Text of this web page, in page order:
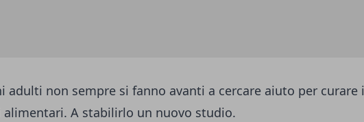
adulti non sempre si fanno avanti a cercare aiuto per curare i
A stabilirlo un nuovo studio.